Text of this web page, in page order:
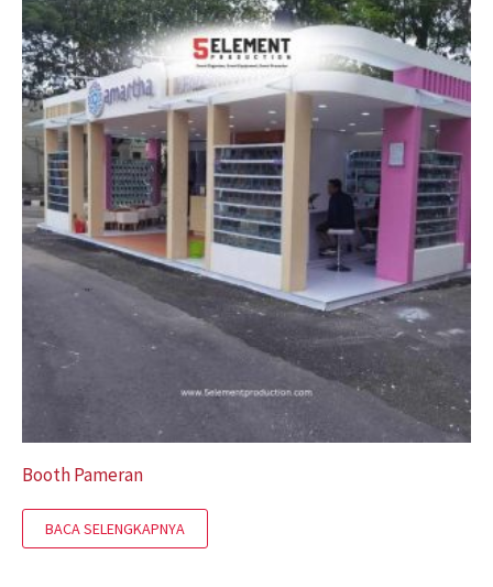
Booth Pameran
BACA SELENGKAPNYA